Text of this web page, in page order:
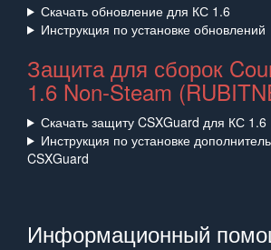
Скачать обновление для КС 1.6
Инструкция по установке обновлений
Защита для сборок
1.6 Non-Steam
Скачать защиту CSXGuard для КС 1.6
Инструкция по установке
CSXGuard
Информационный